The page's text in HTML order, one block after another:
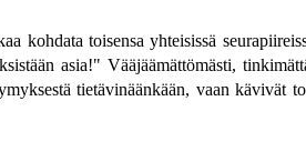
kohdata toisensa yhteisissä
asia!" Vääjäämättömästi,
tietävinäänkään, vaan kävivät